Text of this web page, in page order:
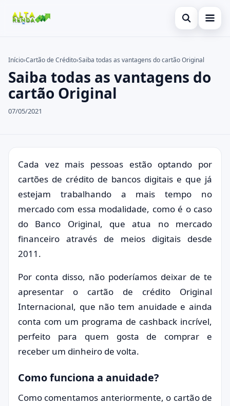
Abrir busca
Cartão de Crédito
Consignado
Finanças
Imóvel
Legal
Buscar no site ×
Buscar por:
Pressione Enter para buscar ou ESC para fechar.
Início›Cartão de Crédito›Saiba todas as vantagens do cartão Original
Saiba todas as vantagens do
cartão Original
07/05/2021
Cada vez mais pessoas estão optando por
cartões de crédito de bancos digitais e que já
estejam trabalhando a mais tempo no
mercado com essa modalidade, como é o caso
do Banco Original, que atua no mercado
financeiro através de meios digitais desde
2011.
Por conta disso, não poderíamos deixar de te
apresentar o cartão de crédito Original
Internacional, que não tem anuidade e ainda
conta com um programa de cashback incrível,
perfeito para quem gosta de comprar e
receber um dinheiro de volta.
Como funciona a anuidade?
Como comentamos anteriormente, o cartão de